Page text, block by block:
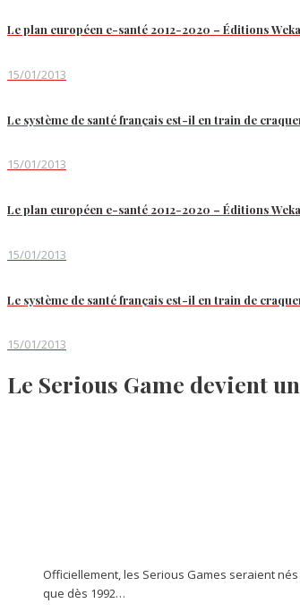
Le plan européen e-santé 2012-2020 – Éditions Weka
15/01/2013
Le système de santé français est-il en train de
15/01/2013
Le plan européen e-santé 2012-2020 – Éditions Weka
15/01/2013
Le système de santé français est-il en train de
15/01/2013
Le Serious Game devient
Officiellement, les Serious Games seraient
que dès 1992…